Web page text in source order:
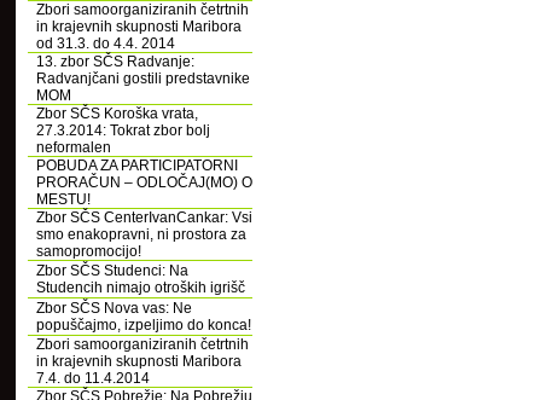
Zbori samoorganiziranih četrtnih
in krajevnih skupnosti Maribora
od 31.3. do 4.4. 2014
13. zbor SČS Radvanje:
Radvanjčani gostili predstavnike
MOM
Zbor SČS Koroška vrata,
27.3.2014: Tokrat zbor bolj
neformalen
POBUDA ZA PARTICIPATORNI
PRORAČUN – ODLOČAJ(MO) O
MESTU!
Zbor SČS CenterIvanCankar: Vsi
smo enakopravni, ni prostora za
samopromocijo!
Zbor SČS Studenci: Na
Studencih nimajo otroških igrišč
Zbor SČS Nova vas: Ne
popuščajmo, izpeljimo do konca!
Zbori samoorganiziranih četrtnih
in krajevnih skupnosti Maribora
7.4. do 11.4.2014
Zbor SČS Pobrežje: Na Pobrežju